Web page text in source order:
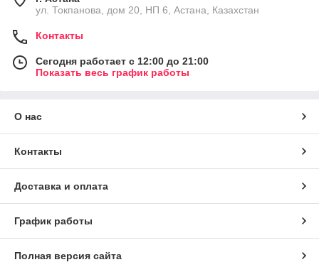
ул. Токпанова, дом 20, НП 6, Астана, Казахстан
Контакты
Сегодня работает с 12:00 до 21:00
Показать весь график работы
О нас
Контакты
Доставка и оплата
График работы
Полная версия сайта